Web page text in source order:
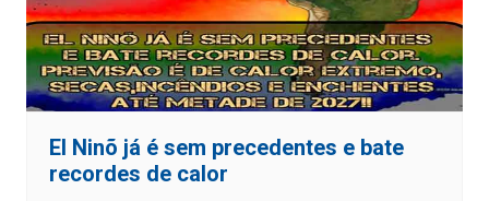
El Ninõ já é sem precedentes e bate
recordes de calor